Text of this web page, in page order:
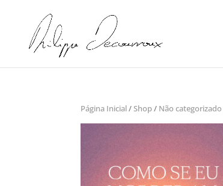
Página Inicial/ Shop/ Não categorizado